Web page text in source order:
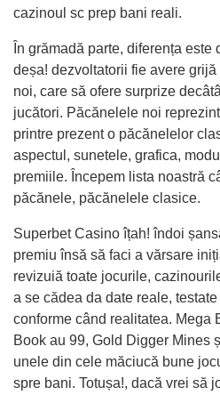
cazinoul sc prep bani reali.
În grămadă parte, diferența este
deșa! dezvoltatorii fie avere
noi, care să ofere surprize
jucători. Păcănelele noi
printre prezent o păcănelelor
aspectul, sunetele, grafica,
premiile. Începem lista noastră
păcănele, păcănelele clasice.
Superbet Casino îțah! îndoi
premiu însă să faci a vărsare
revizuiă toate jocurile,
a se cădea da date reale,
conforme când realitatea. Mega
Book au 99, Gold Digger Mines
unele din cele măciucă bune
spre bani. Totușa!, dacă vrei să